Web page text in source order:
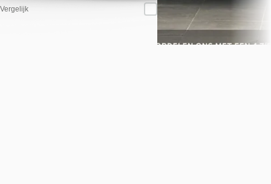
Vergelijk
Bekijk aanbieding →
Vergelijk